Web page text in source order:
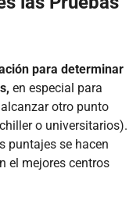
para determinar
en especial para
otro punto
o universitarios).
puntajes se hacen
el mejores centros